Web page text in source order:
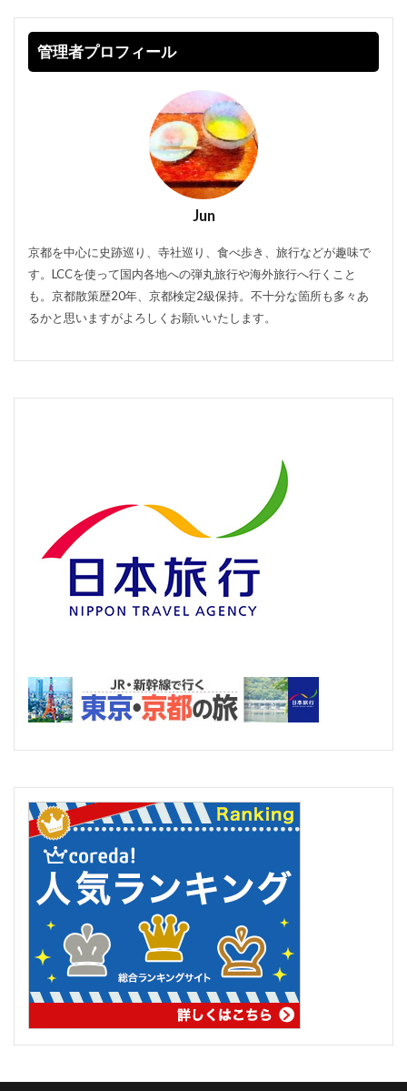
管理者プロフィール
Jun
京都を中心に史跡巡り、寺社巡り、食べ歩き、旅行などが趣味で
す。LCCを使って国内各地への弾丸旅行や海外旅行へ行くこと
も。京都散策歴20年、京都検定2級保持。不十分な箇所も多々あ
るかと思いますがよろしくお願いいたします。